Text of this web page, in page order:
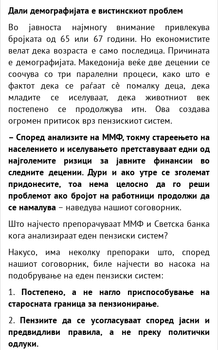
Дали демографијата е вистинскиот проблем
Во јавноста најмногу внимание привлекува
бројката од 65 или 67 години. Но економистите
велат дека возраста е само последица. Причината
е демографијата. Македонија веќе две децении се
соочува со три паралелни процеси, како што е
фактот дека се раѓаат сè помалку деца, дека
младите се иселуваат, дека животниот век
постепено се продолжува итн. Ова создава
огромен притисок врз пензискиот систем.
– Според анализите на ММФ, токму стареењето на
населението и иселувањето претставуваат едни од
најголемите ризици за јавните финансии во
следните децении. Дури и ако утре се зголемат
придонесите, тоа нема целосно да го реши
проблемот ако бројот на работници продолжи да
се намалува – наведува нашиот соговорник.
Што најчесто препорачуваат ММФ и Светска банка
кога анализираат еден пензиски систем?
Накусо, има неколку препораки што, според
нашиот соговорник, биле најчести во насока на
подобрување на еден пензиски систем:
1. Постепено, а не нагло приспособување на
старосната граница за пензионирање.
2. Пензиите да се усогласуваат според јасни и
предвидливи правила, а не преку политички
одлуки.